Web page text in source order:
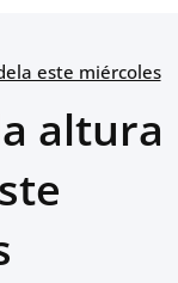
este miércoles
altura